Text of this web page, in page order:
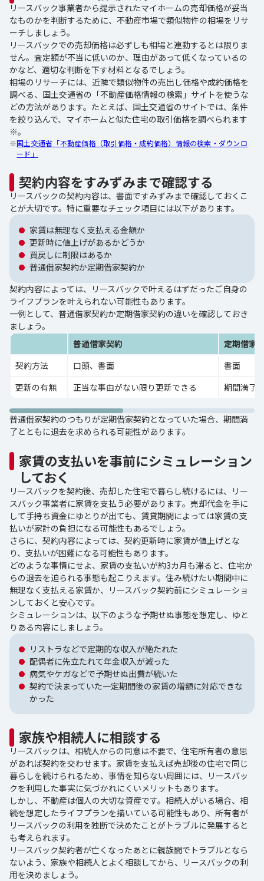
リースバック事業者から提示されたマイホームの売却価格が妥当
なものかを判断するために、不動産市場で類似物件の相場をリサ
ーチしましょう。
リースバックでの売却価格は必ずしも相場と連動するとは限りま
せん。査定額が不当に低いのか、理由があって低くなっているの
かなど、適切な判断を下す材料となるでしょう。
相場のリサーチには、近隣で類似物件の売出し価格や成約価格を
調べる、国土交通省の「不動産価格情報の検索」サイトを使うな
どの方法があります。たとえば、国土交通省のサイトでは、条件
を絞り込んで、マイホームと似た住宅の取引価格を調べられます
※。
※国土交通省「不動産価格（取引価格・成約価格）情報の検索・ダウンロ
ード」
契約内容をすみずみまで確認する
リースバックの契約内容は、書面ですみずみまで確認しておくこ
とが大切です。特に重要なチェック項目には以下があります。
家賃は無理なく支払える金額か
更新時に値上げがあるかどうか
買戻しに制限はあるか
普通借家契約か定期借家契約か
契約内容によっては、リースバックで叶えるはずだったご自身の
ライフプランを叶えられない可能性もあります。
一例として、普通借家契約か定期借家契約の違いを確認しておき
ましょう。
普通借家契約
定期借家
契約方法
口頭、書面
書面
更新の有無
正当な事由がない限り更新できる 期間満了
普通借家契約のつもりが定期借家契約となっていた場合、期間満
了とともに退去を求められる可能性があります。
家賃の支払いを事前にシミュレーション
しておく
リースバックを契約後、売却した住宅で暮らし続けるには、リー
スバック事業者に家賃を支払う必要があります。売却代金を手に
して手持ち資金にゆとりが出ても、賃貸期間によっては家賃の支
払いが家計の負担になる可能性もあるでしょう。
さらに、契約内容によっては、契約更新時に家賃が値上げとな
り、支払いが困難になる可能性もあります。
どのような事情にせよ、家賃の支払いが約3カ月も滞ると、住宅か
らの退去を迫られる事態も起こりえます。住み続けたい期間中に
無理なく支払える家賃か、リースバック契約前にシミュレーショ
ンしておくと安心です。
シミュレーションは、以下のような予期せぬ事態を想定し、ゆと
りある内容にしましょう。
リストラなどで定期的な収入が絶たれた
配偶者に先立たれて年金収入が減った
病気やケガなどで予期せぬ出費が続いた
契約で決まっていた一定期間後の家賃の増額に対応できな
かった
家族や相続人に相談する
リースバックは、相続人からの同意は不要で、住宅所有者の意思
があれば契約を交わせます。家賃を支払えば売却後の住宅で同じ
暮らしを続けられるため、事情を知らない周囲には、リースバッ
クを利用した事実に気づかれにくいメリットもあります。
しかし、不動産は個人の大切な資産です。相続人がいる場合、相
続を想定したライフプランを描いている可能性もあり、所有者が
リースバックの利用を独断で決めたことがトラブルに発展すると
も考えられます。
リースバック契約者が亡くなったあとに親族間でトラブルとなら
ないよう、家族や相続人とよく相談してから、リースバックの利
用を決めましょう。